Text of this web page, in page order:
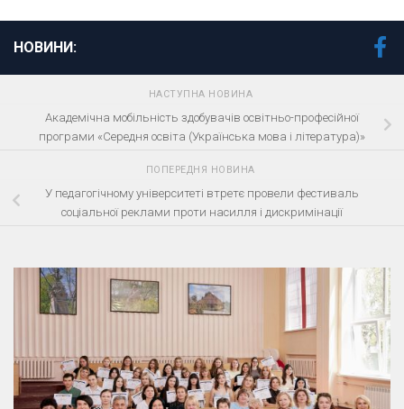
НОВИНИ:
НАСТУПНА НОВИНА
Академічна мобільність здобувачів освітньо-професійної
програми «Середня освіта (Українська мова і література)»
ПОПЕРЕДНЯ НОВИНА
У педагогічному університеті втретє провели фестиваль
соціальної реклами проти насилля і дискримінації